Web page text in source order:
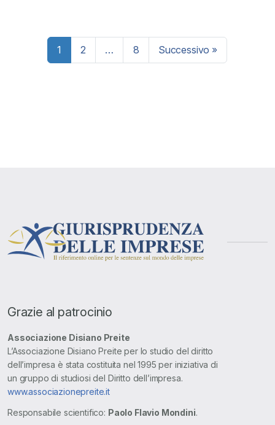
Paginazione
1 2 … 8 Successivo »
Grazie al patrocinio
Associazione Disiano Preite
L’Associazione Disiano Preite per lo studio del diritto
dell’impresa è stata costituita nel 1995 per iniziativa di
un gruppo di studiosi del Diritto dell’impresa.
www.associazionepreite.it
Responsabile scientifico: Paolo Flavio Mondini.